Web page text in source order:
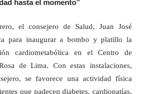
hasta el momento”
el consejero de Salud, Juan José
para inaugurar a bombo y platillo la
cardiometabólica en el Centro de
de Lima. Con estas instalaciones,
se favorece una actividad física
que padecen diabetes, cardiopatías,